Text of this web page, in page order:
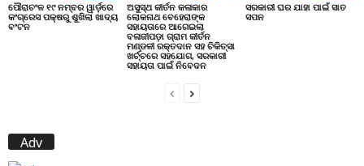
ପୌରାଚଂଳ ୧୯ ନମ୍ବର ୱାର୍ଡ଼ରେ
କଂଗ୍ରେସ ପକ୍ଷରୁ ଶୁଖିଲା ଖାଦ୍ୟ
ବଂଟନ
ଅସୁସ୍ଥ କୀର୍ତନ କଳାକାର
ଲୋକନାଥ ବେହେରାଙ୍କ
ସହାୟତାରେ ଆଗେଇଲା
ବଳାଜୀପଡ଼ା ଗ୍ରାମ କୀର୍ତନ
ମଣ୍ଡଳୀ ରକ୍ତଦାନ ସହ ଚିକିତ୍ସା
ଖର୍ଚ୍ଚରେ ସହଯୋଗ, ସରକାରୀ
ସହାୟତା ପାଇଁ ନିବେଦନ
ସରକାରୀ ଘର ଯାହା ପାଇଁ ସାତ
ସପନ
Adv